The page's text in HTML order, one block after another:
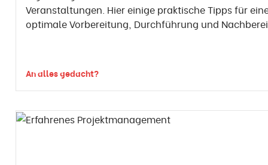
Veranstaltungen. Hier einige praktische Tipps für
optimale Vorbereitung, Durchführung und
An alles gedacht?